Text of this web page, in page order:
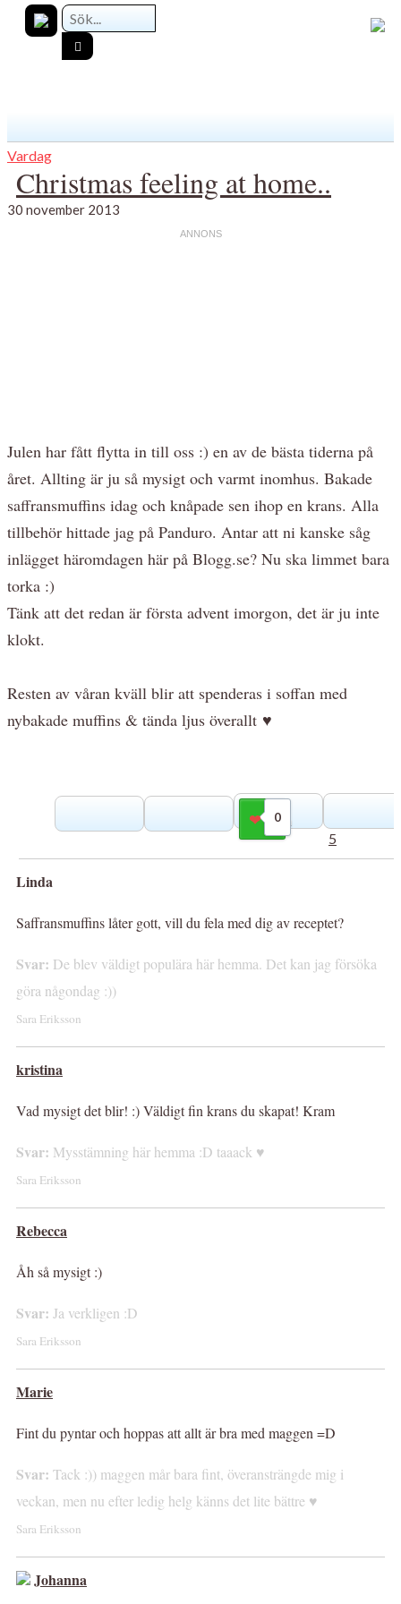
Vardag
Christmas feeling at home..
30 november 2013
Julen har fått flytta in till oss :) en av de bästa tiderna på
året. Allting är ju så mysigt och varmt inomhus. Bakade
saffransmuffins idag och knåpade sen ihop en krans. Alla
tillbehör hittade jag på Panduro. Antar att ni kanske såg
inlägget häromdagen här på Blogg.se? Nu ska limmet bara
torka :)
Tänk att det redan är första advent imorgon, det är ju inte
klokt.
Resten av våran kväll blir att spenderas i soffan med
nybakade muffins & tända ljus överallt ♥
0
Gilla
5
Linda
Saffransmuffins låter gott, vill du fela med dig av receptet?
Svar: De blev väldigt populära här hemma. Det kan jag försöka
göra någondag :))
Sara Eriksson
kristina
Vad mysigt det blir! :) Väldigt fin krans du skapat! Kram
Svar: Mysstämning här hemma :D taaack ♥
Sara Eriksson
Rebecca
Åh så mysigt :)
Svar: Ja verkligen :D
Sara Eriksson
Marie
Fint du pyntar och hoppas att allt är bra med maggen =D
Svar: Tack :)) maggen mår bara fint, överansträngde mig i
veckan, men nu efter ledig helg känns det lite bättre ♥
Sara Eriksson
Johanna